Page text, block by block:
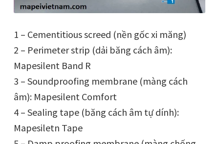
1 – Cementitious screed (nền gốc xi măng)
2 – Perimeter strip (dải băng cách âm):
Mapesilent Band R
3 – Soundproofing membrane (màng cách
âm): Mapesilent Comfort
4 – Sealing tape (băng cách âm tự dính):
Mapesiletn Tape